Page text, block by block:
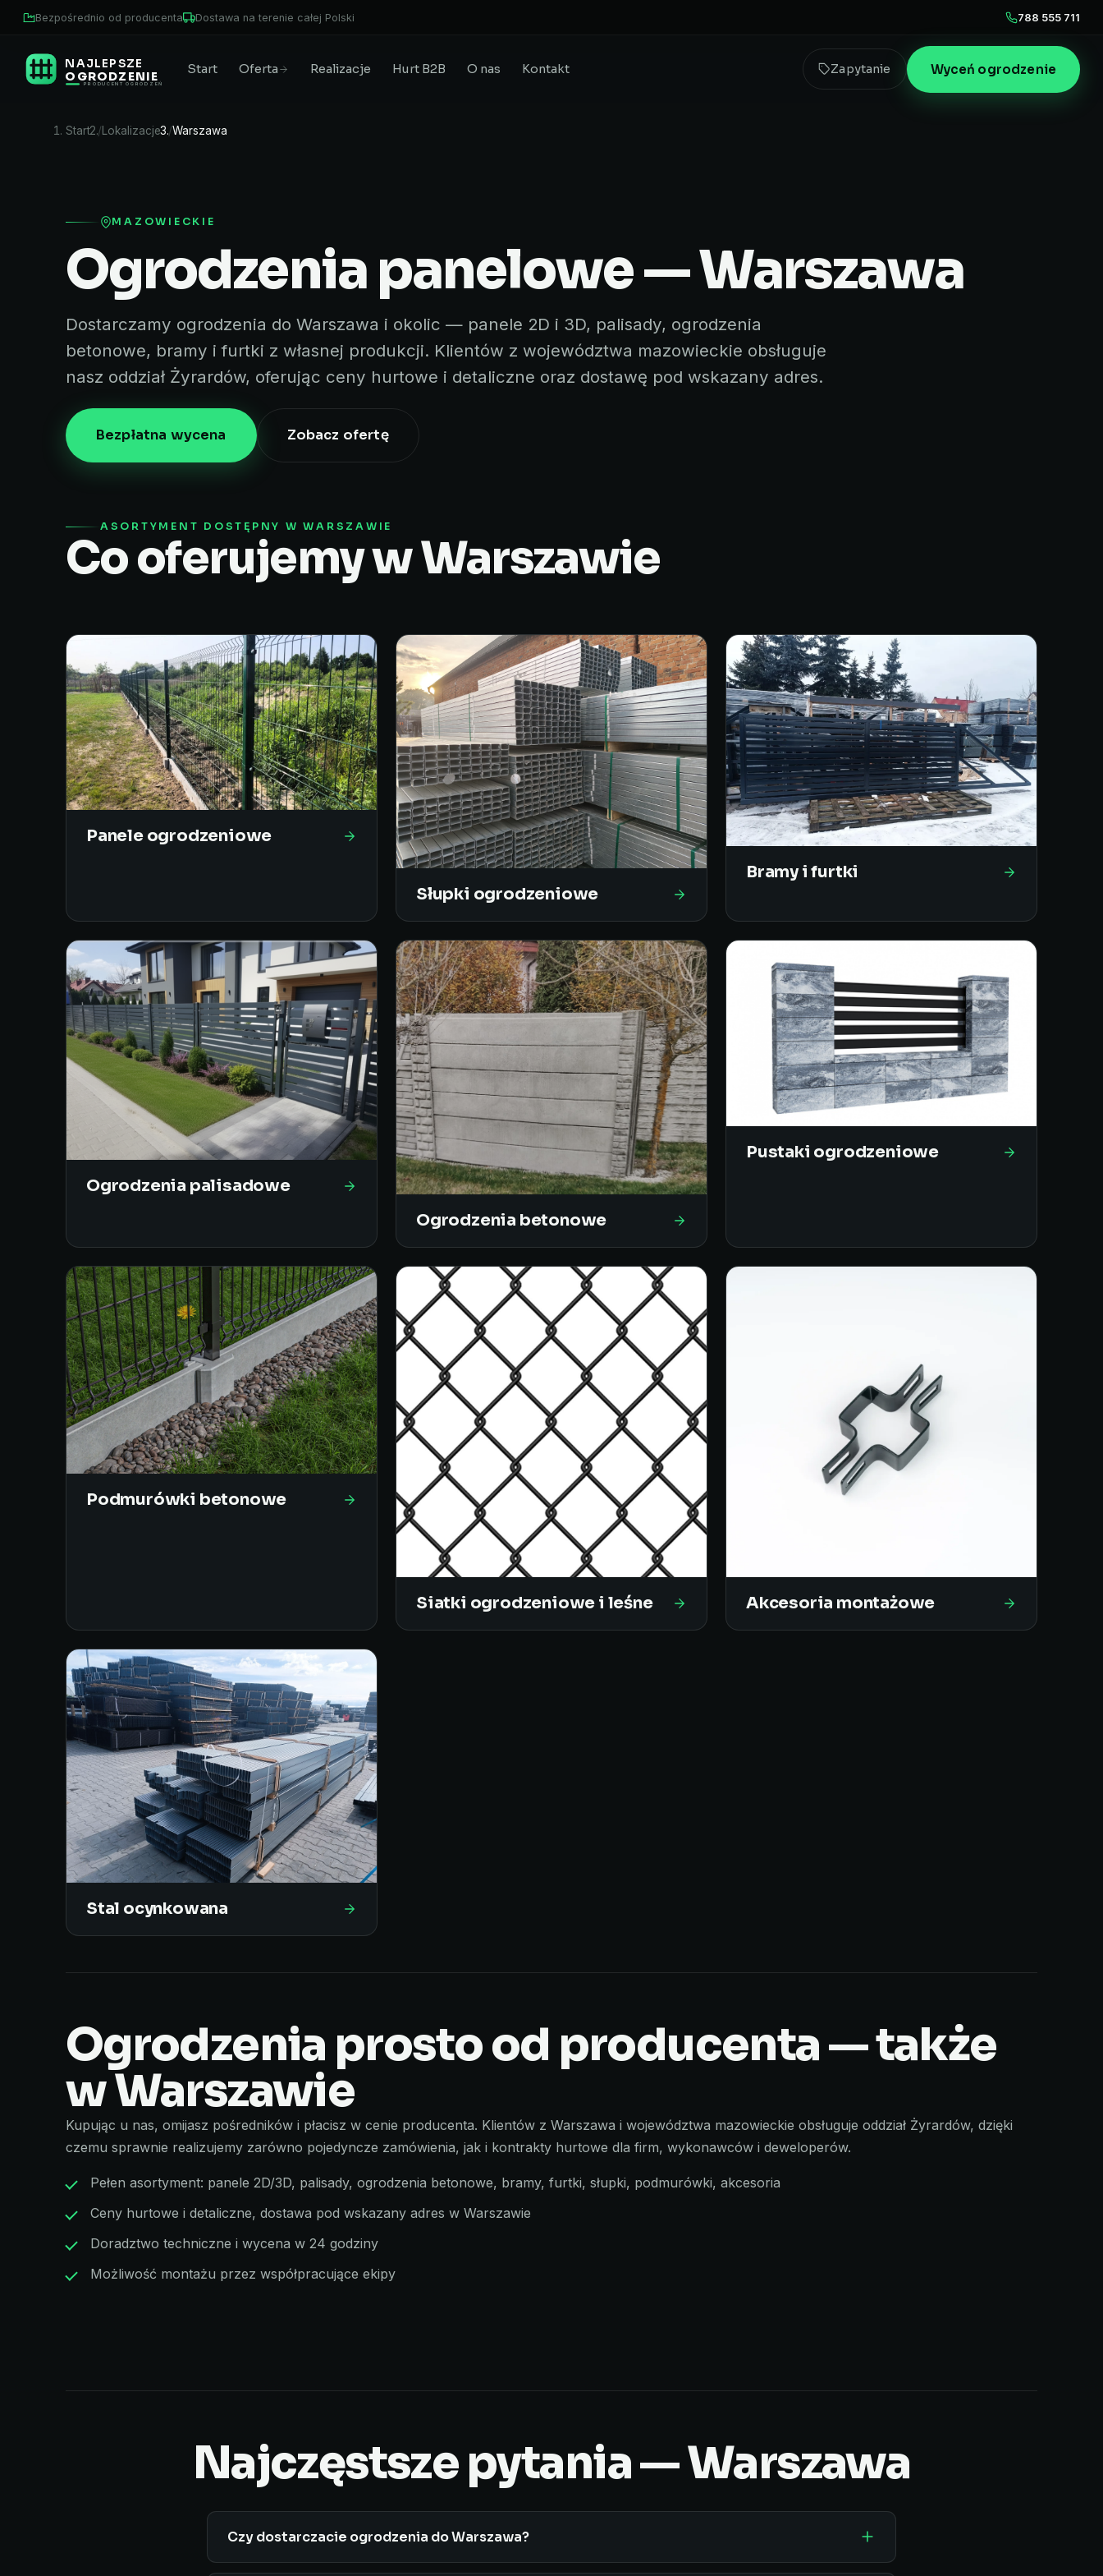
Bezpośrednio od producenta Dostawa na terenie całej Polski 788 555 711
NAJLEPSZE
OGRODZENIE
PRODUCENT OGRODZEŃ
Start Oferta Realizacje Hurt B2B O nas Kontakt Zapytanie Wyceń ogrodzenie
Start Lokalizacje Warszawa
MAZOWIECKIE
Ogrodzenia panelowe — Warszawa
Dostarczamy ogrodzenia do Warszawa i okolic — panele 2D i 3D, palisady, ogrodzenia
betonowe, bramy i furtki z własnej produkcji. Klientów z województwa mazowieckie obsługuje
nasz oddział Żyrardów, oferując ceny hurtowe i detaliczne oraz dostawę pod wskazany adres.
Bezpłatna wycena Zobacz ofertę
ASORTYMENT DOSTĘPNY W WARSZAWIE
Co oferujemy w Warszawie
Panele ogrodzeniowe
Słupki ogrodzeniowe
Bramy i furtki
Ogrodzenia palisadowe
Ogrodzenia betonowe
Pustaki ogrodzeniowe
Podmurówki betonowe
Siatki ogrodzeniowe i leśne Akcesoria montażowe
Stal ocynkowana
Ogrodzenia prosto od producenta — także
w Warszawie
Kupując u nas, omijasz pośredników i płacisz w cenie producenta. Klientów z Warszawa i województwa mazowieckie obsługuje oddział Żyrardów, dzięki
czemu sprawnie realizujemy zarówno pojedyncze zamówienia, jak i kontrakty hurtowe dla firm, wykonawców i deweloperów.
Pełen asortyment: panele 2D/3D, palisady, ogrodzenia betonowe, bramy, furtki, słupki, podmurówki, akcesoria
Ceny hurtowe i detaliczne, dostawa pod wskazany adres w Warszawie
Doradztwo techniczne i wycena w 24 godziny
Możliwość montażu przez współpracujące ekipy
Najczęstsze pytania — Warszawa
Czy dostarczacie ogrodzenia do Warszawa?
Tak, realizujemy dostawy ogrodzeń panelowych, palisadowych i betonowych oraz bram i furtek na